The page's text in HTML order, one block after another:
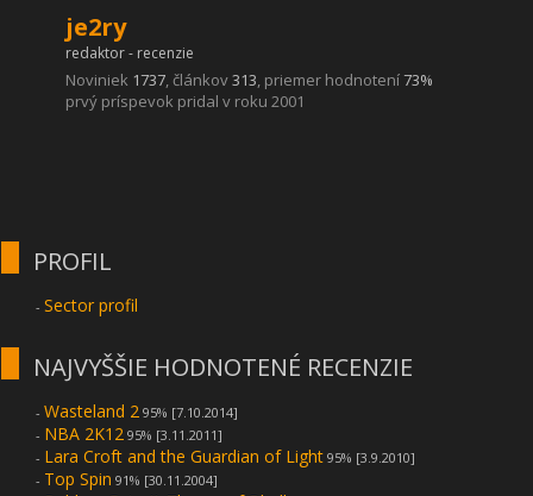
je2ry
redaktor - recenzie
Noviniek 1737, článkov313, priemer hodnotení73%
prvý príspevok pridal v roku 2001
PROFIL
- Sector profil
NAJVYŠŠIE HODNOTENÉ RECENZIE
- Wasteland 2 95% [7.10.2014]
- NBA 2K12 95% [3.11.2011]
- Lara Croft and the Guardian of Light 95% [3.9.2010]
- Top Spin 91% [30.11.2004]